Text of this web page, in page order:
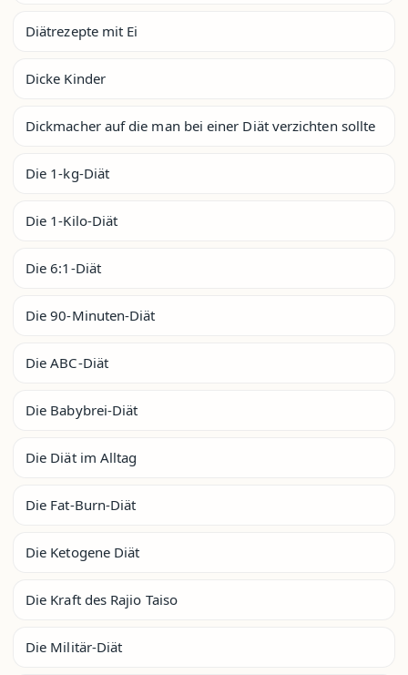
Diätrezepte mit Ei
Dicke Kinder
Dickmacher auf die man bei einer Diät verzichten sollte
Die 1-kg-Diät
Die 1-Kilo-Diät
Die 6:1-Diät
Die 90-Minuten-Diät
Die ABC-Diät
Die Babybrei-Diät
Die Diät im Alltag
Die Fat-Burn-Diät
Die Ketogene Diät
Die Kraft des Rajio Taiso
Die Militär-Diät